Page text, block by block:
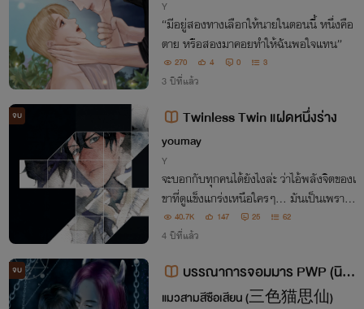
Y
“มีอยู่สองทางเลือกให้นายในตอนนี้ หนึ่งคือ
ตาย หรือสองมาคอยทำให้ฉันพอใจแทน”
270 4 0 3
3 ปีที่แล้ว
จบ Twinless Twin แฝดหนึ่งร่าง
youmay
Y
จะบอกกับทุกคนได้ยังไงล่ะ ว่าไอ้พลังจิตของเ
ขาที่ดูแข็งแกร่งเหนือใครๆ... มันเป็นเพราะวิ
ญญาณซึ่งเป็นเหมือนแหล่งพลังงานนี่คอย
ตามติดเขาอยู่
40.7K 147 25 62
4 ปีที่แล้ว
จบ
บรรณาการจอมมาร PWP (นิย
ายวาย)
แมวสามสีซือเสียน (三色猫思仙)